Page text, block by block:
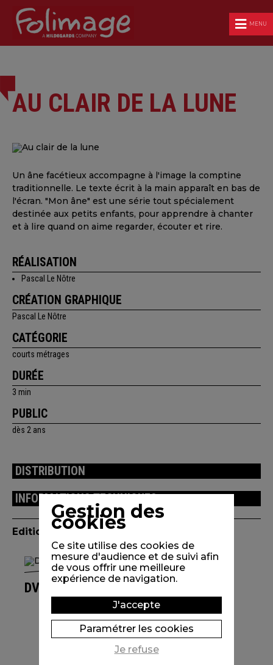
MENU
AU CLAIR DE LA LUNE
Un âne facétieux accompagne à l'image la comptine
traditionnelle. Le texte écrit à la main apparaît en bas de
l'écran. "Mon âne" est une série tout spécialement
destinée aux petits enfants, pour apprendre à chanter
et à lire quand on aime regarder, écouter et rire.
RÉALISATION
Pascal Le Nôtre
CRÉATION GRAPHIQUE
Pascal Le Nôtre
CATÉGORIE
courts métrages
DURÉE
3 min
PUBLIC
dès 2 ans
DISTRIBUTION
INFORMATIONS TECHNIQUES
Edition(s) disponible(s)
DVD MON ÂNE
Gestion des
cookies
Ce site utilise des cookies de
mesure d'audience et de suivi afin
de vous offrir une meilleure
expérience de navigation.
J'accepte
Paramétrer les cookies
Je refuse